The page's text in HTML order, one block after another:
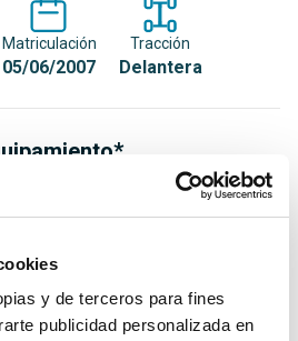
y de terceros para fines
publicidad personalizada en
Matriculación
05/06/2007
Tracción
Delantera
cambiado, más válvula